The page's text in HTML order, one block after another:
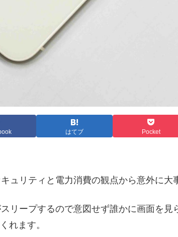
はてブ Pocket
ュリティと電力消費の観点から意外に大
リープするので意図せず誰かに画面を見
れます。